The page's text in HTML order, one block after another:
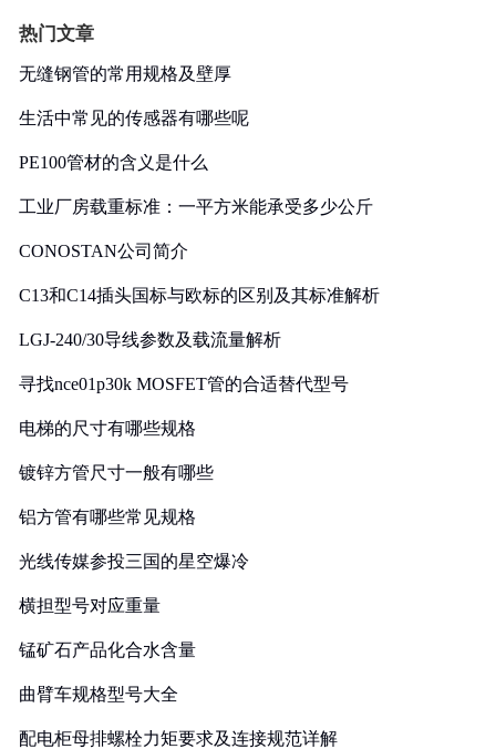
热门文章
无缝钢管的常用规格及壁厚
生活中常见的传感器有哪些呢
PE100管材的含义是什么
工业厂房载重标准：一平方米能承受多少公斤
CONOSTAN公司简介
C13和C14插头国标与欧标的区别及其标准解析
LGJ-240/30导线参数及载流量解析
寻找nce01p30k MOSFET管的合适替代型号
电梯的尺寸有哪些规格
镀锌方管尺寸一般有哪些
铝方管有哪些常见规格
光线传媒参投三国的星空爆冷
横担型号对应重量
锰矿石产品化合水含量
曲臂车规格型号大全
配电柜母排螺栓力矩要求及连接规范详解